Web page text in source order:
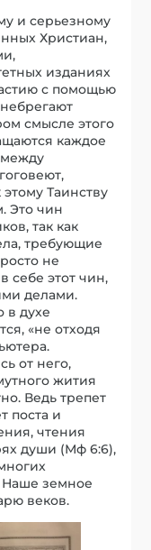
и серьезному
Христиан,
изданиях
с помощью
смысле этого
каждое
между
Таинству
Это чин
так как
требующие
не
себе этот чин,
делами.
в духе
«не отходя
от него,
жития
Ведь трепет
поста и
чтения
души (Мф 6:6),
Наше земное
веков.